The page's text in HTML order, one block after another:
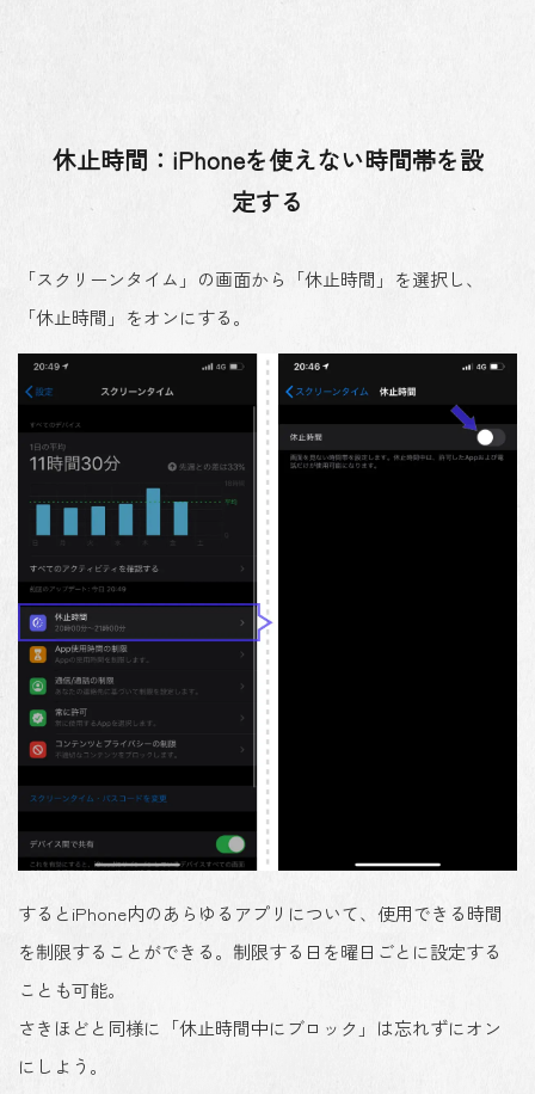
休止時間：iPhoneを使えない時間帯を設
定する
「スクリーンタイム」の画面から「休止時間」を選択し、
「休止時間」をオンにする。
するとiPhone内のあらゆるアプリについて、使用できる時間
を制限することができる。制限する日を曜日ごとに設定する
ことも可能。
さきほどと同様に「休止時間中にブロック」は忘れずにオン
にしよう。